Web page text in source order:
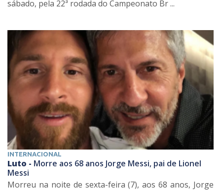
sábado, pela 22ª rodada do Campeonato Br ...
INTERNACIONAL
Luto - Morre aos 68 anos Jorge Messi, pai de Lionel
Messi
Morreu na noite de sexta-feira (7), aos 68 anos, Jorge